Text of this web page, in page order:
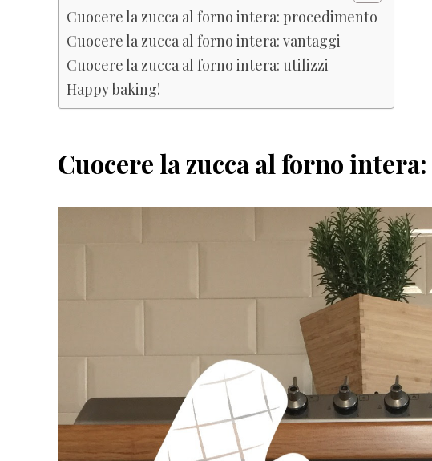
Cuocere la zucca al forno intera: procedimento
Cuocere la zucca al forno intera: vantaggi
Cuocere la zucca al forno intera: utilizzi
Happy baking!
Cuocere la zucca al forno